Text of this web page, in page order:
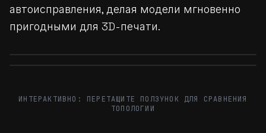
автоисправления, делая модели мгновенно
пригодными для 3D-печати.
ИНТЕРАКТИВНО: ПЕРЕТАЩИТЕ ПОЛЗУНОК ДЛЯ СРАВНЕНИЯ
ТОПОЛОГИИ